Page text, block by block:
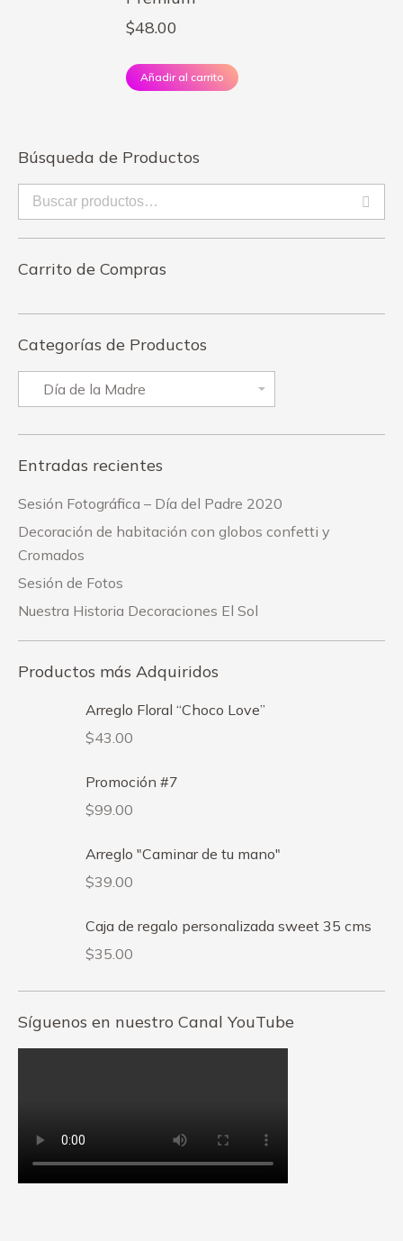
$48.00
Añadir al carrito
Búsqueda de Productos
Carrito de Compras
Categorías de Productos
Entradas recientes
Sesión Fotográfica – Día del Padre 2020
Decoración de habitación con globos confetti y
Cromados
Sesión de Fotos
Nuestra Historia Decoraciones El Sol
Productos más Adquiridos
Arreglo Floral “Choco Love”
$43.00
Promoción #7
$99.00
Arreglo "Caminar de tu mano"
$39.00
Caja de regalo personalizada sweet 35 cms
$35.00
Síguenos en nuestro Canal YouTube